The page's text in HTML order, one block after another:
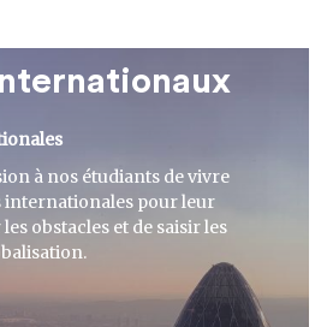
à nos étudiants de vivre
internationales pour leur
obstacles et de saisir les